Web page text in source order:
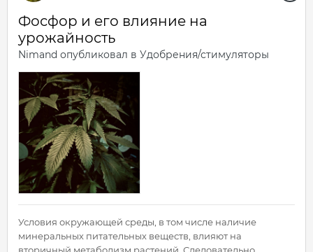
Фосфор и его влияние на
урожайность
Nimand опубликовал в Удобрения/стимуляторы
Условия окружающей среды, в том числе наличие
минеральных питательных веществ, влияют на